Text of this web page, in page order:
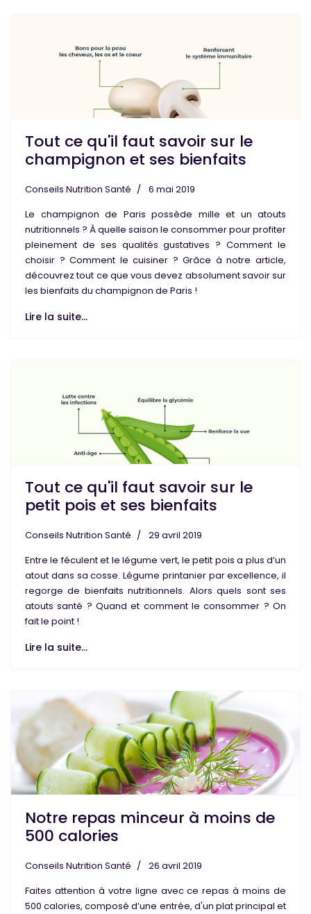
Tout ce qu'il faut savoir sur le
champignon et ses bienfaits
Conseils Nutrition Santé
6 mai 2019
Le champignon de Paris possède mille et un atouts
nutritionnels ? À quelle saison le consommer pour profiter
pleinement de ses qualités gustatives ? Comment le
choisir ? Comment le cuisiner ? Grâce à notre article,
découvrez tout ce que vous devez absolument savoir sur
les bienfaits du champignon de Paris !
Lire la suite...
Tout ce qu'il faut savoir sur le
petit pois et ses bienfaits
Conseils Nutrition Santé
29 avril 2019
Entre leféculentet lelégume vert, lepetit pois a plus d’un
atout dans sa cosse. Légume printanier par excellence, il
regorge de bienfaits nutritionnels. Alors quels sont ses
atouts santé ? Quand et comment le consommer ? On
fait le point !
Lire la suite...
Notre repas minceur à moins de
500 calories
Conseils Nutrition Santé
26 avril 2019
Faites attention à votre ligne avec cerepas àmoins de
500 calories, composé d’une entrée, d'un plat principal et